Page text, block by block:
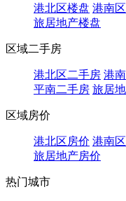
港北区楼盘 港南
旅居地产楼盘
区域二手房
港北区二手房 港
平南二手房 旅居
区域房价
港北区房价 港南
旅居地产房价
热门城市